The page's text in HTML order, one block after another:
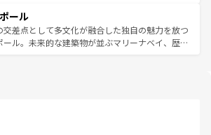
しい。
気候は一年中温暖で、どの季節にも異なる楽しみ
いる。親しみやすいタイの人々、仏教を中心とし
そして多様な観光資源が、訪れる旅人を魅了し続
を訪れても感動するはず。観光スポットが密集し
効率よく見どころを回れるのも魅力。息をのむよ
から文化的な体験まで、香港を存分に楽しみ尽く
ール
交差点として多文化が融合した独自の魅力を放つ
ール。未来的な建築物が並ぶマリーナベイ、歴史
カーズは地元の風情を楽しめる外せないスポット